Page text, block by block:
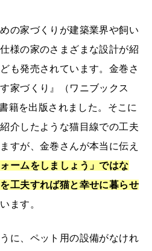
の家づくりが建築業界や飼い
様の家のさまざまな設計が紹
も発売されています。金巻さ
家づくり』（ワニブックス
籍を出版されました。そこに
介したような猫目線での工夫
すが、金巻さんが本当に伝え
ォームをしましょう」ではな
工夫すれば猫と幸せに暮らせ
ます。
に、ペット用の設備がなけれ